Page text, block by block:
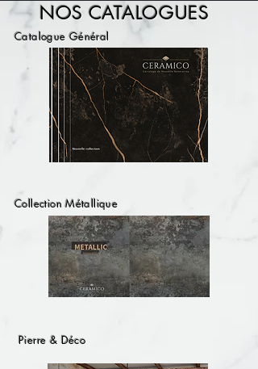
NOS CATALOGUES
Catalogue Général
Collection Métallique
Pierre & Déco